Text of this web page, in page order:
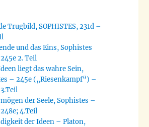
Trugbild, SOPHISTES, 231d –
und das Eins, Sophistes
2. Teil
liegt das wahre Sein,
– 245e („Riesenkampf“) –
der Seele, Sophistes –
4.Teil
der Ideen – Platon,